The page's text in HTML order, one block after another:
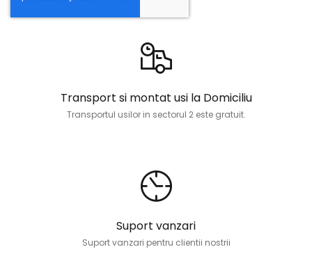
Transport si montat usi la Domiciliu
Transportul usilor in sectorul 2 este gratuit.
Suport vanzari
Suport vanzari pentru clientii nostrii